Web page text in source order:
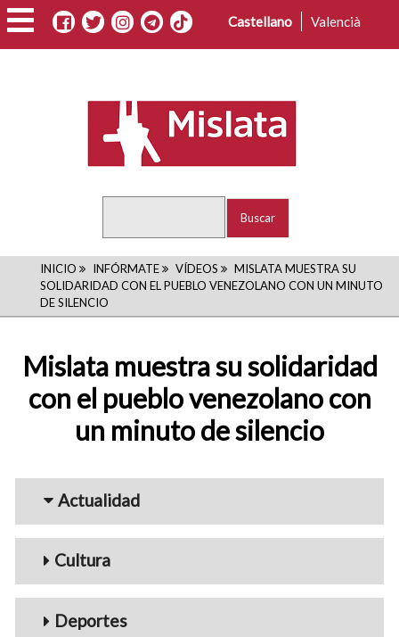
Pasar
al
contenido
Castellano Valencià
RUTA
DE
INICIO INFÓRMATE VÍDEOS
MISLATA MUESTRA SU
SOLIDARIDAD CON EL PUEBLO VENEZOLANO CON UN MINUTO
DE SILENCIO
Mislata muestra su solidaridad
con el pueblo venezolano con
un minuto de silencio
Menu_Videos
Actualidad
Cultura
Deportes